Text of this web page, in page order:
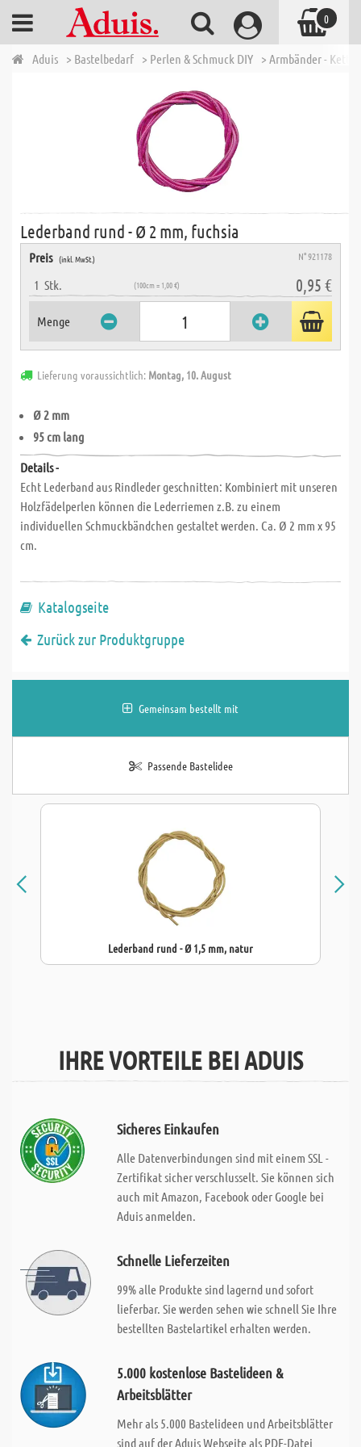
Aduis > Bastelbedarf > Perlen & Schmuck DIY > Armbänder -
Lederband rund - Ø 2 mm, fuchsia
Preis (inkl. MwSt.) N° 921178
1 Stk. (100cm = 1,00 €) 0,95 €
Menge
Lieferung voraussichtlich: Montag, 10. August
Ø 2 mm
95 cm lang
Details -
Echt Lederband aus Rindleder geschnitten: Kombiniert mit unseren
Holzfädelperlen können die Lederriemen z.B. zu einem
individuellen Schmuckbändchen gestaltet werden. Ca. Ø 2 mm x 95
cm.
Katalogseite
Zurück zur Produktgruppe
Gemeinsam bestellt mit
Passende Bastelidee
Lederband rund - Ø 1,5 mm, natur
IHRE VORTEILE BEI ADUIS
Sicheres Einkaufen
Alle Datenverbindungen sind mit einem SSL -
Zertifikat sicher verschlusselt. Sie können sich
auch mit Amazon, Facebook oder Google bei
Aduis anmelden.
Schnelle Lieferzeiten
99% alle Produkte sind lagernd und sofort
lieferbar. Sie werden sehen wie schnell Sie Ihre
bestellten Bastelartikel erhalten werden.
5.000 kostenlose Bastelideen &
Arbeitsblätter
Mehr als 5.000 Bastelideen und Arbeitsblätter
sind auf der Aduis Webseite als PDF-Datei
0